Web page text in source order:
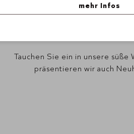
Tauchen Sie ein in unsere
präsentieren wir auch
mehr Infos